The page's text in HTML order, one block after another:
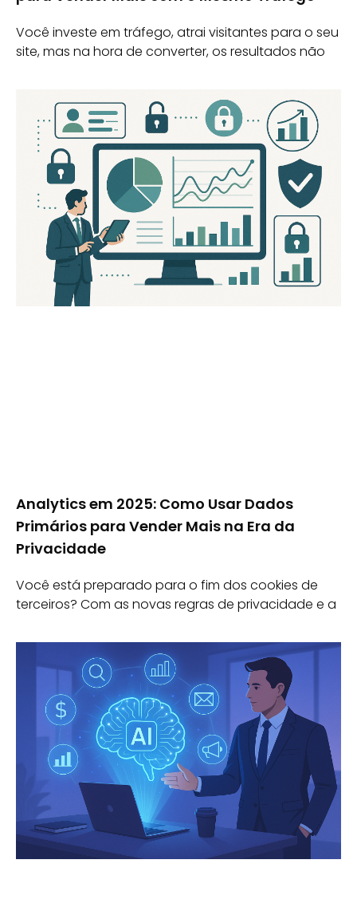
Você investe em tráfego, atrai visitantes para o seu
site, mas na hora de converter, os resultados não
Analytics em 2025: Como Usar Dados
Primários para Vender Mais na Era da
Privacidade
Você está preparado para o fim dos cookies de
terceiros? Com as novas regras de privacidade e a